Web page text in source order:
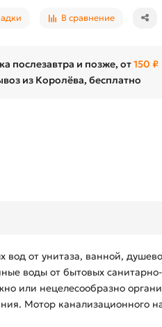
В сравнение
послезавтра и позже, от150 ₽
из Королёва, бесплатно
от унитаза, ванной,
воды от бытовых
или нецелесообразно
Мотор канализационного